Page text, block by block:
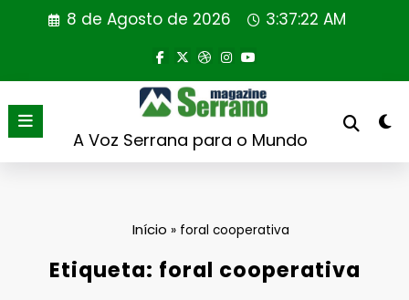
8 de Agosto de 2026 3:37:23 AM
A Voz Serrana para o Mundo
Início » foral cooperativa
Etiqueta: foral cooperativa